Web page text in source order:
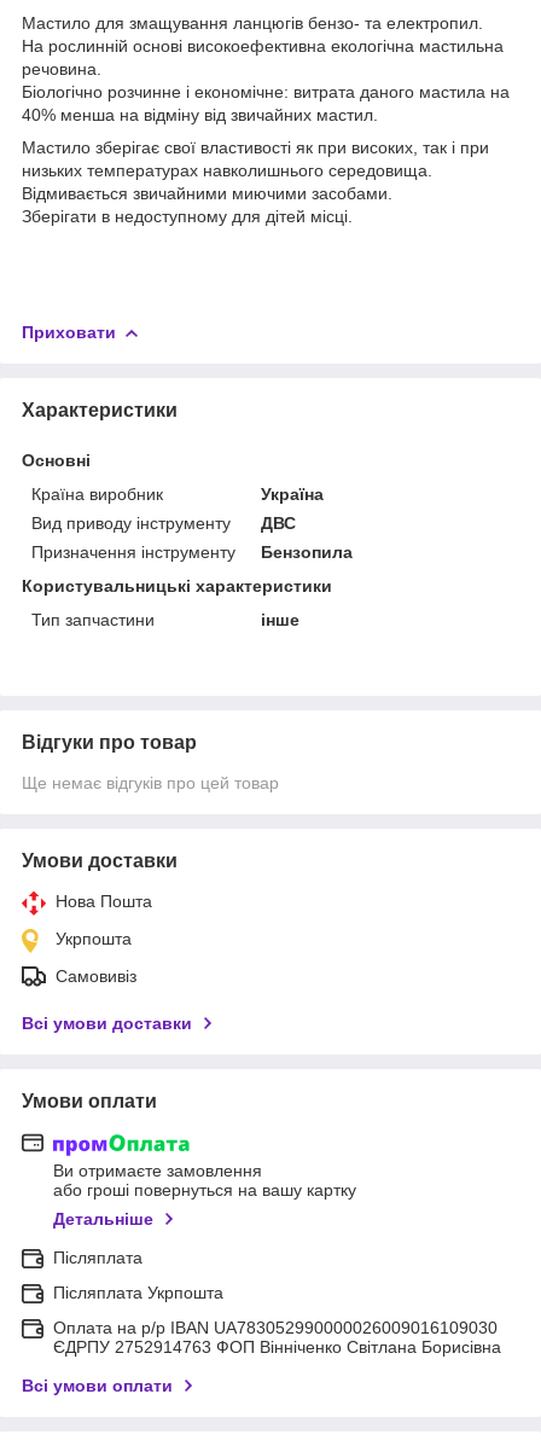
Мастило для змащування ланцюгів бензо- та електропил.
На рослинній основі високоефективна екологічна мастильна
речовина.
Біологічно розчинне і економічне: витрата даного мастила на
40% менша на відміну від звичайних мастил.
Мастило зберігає свої властивості як при високих, так і при
низьких температурах навколишнього середовища.
Відмивається звичайними миючими засобами.
Зберігати в недоступному для дітей місці.
Приховати
Характеристики
Основні
Країна виробник
Україна
Вид приводу інструменту
ДВС
Призначення інструменту
Бензопила
Користувальницькі характеристики
Тип запчастини
інше
Відгуки про товар
Ще немає відгуків про цей товар
Умови доставки
Нова Пошта
Укрпошта
Самовивіз
Всі умови доставки
Умови оплати
Ви отримаєте замовлення
або гроші повернуться на вашу картку
Детальніше
Післяплата
Післяплата Укрпошта
Оплата на р/р IBAN UA783052990000026009016109030
ЄДРПУ 2752914763 ФОП Вінніченко Світлана Борисівна
Всі умови оплати